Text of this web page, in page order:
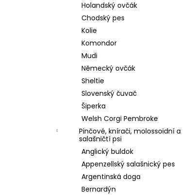
Holandský ovčák
Chodský pes
Kolie
Komondor
Mudi
Německý ovčák
Sheltie
Slovenský čuvač
Šiperka
Welsh Corgi Pembroke
Pinčové, knírači, molossoidní a
salašničtí psi
Anglický buldok
Appenzellský salašnický pes
Argentinská doga
Bernardýn